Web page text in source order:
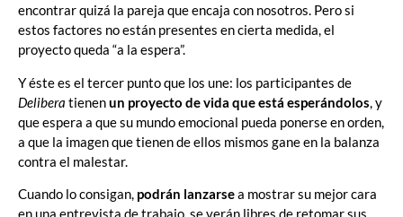
encontrar quizá la pareja que encaja con nosotros. Pero si
estos factores no están presentes en cierta medida, el
proyecto queda “a la espera”.
Y éste es el tercer punto que los une: los participantes de
Delibera tienenun proyecto de vida que está esperándolos, y
que espera a que su mundo emocional pueda ponerse en orden,
a que la imagen que tienen de ellos mismos gane en la balanza
contra el malestar.
Cuando lo consigan, podrán lanzarsea mostrar su mejor cara
en una entrevista de trabajo, se verán libres de retomar sus